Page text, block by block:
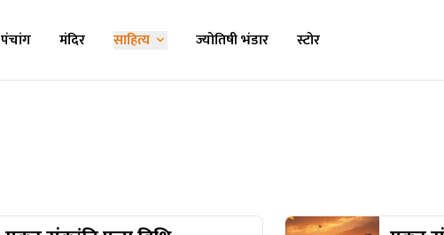
पंचांग मंदिर साहित्य ज्योतिषी भंडार स्टोर